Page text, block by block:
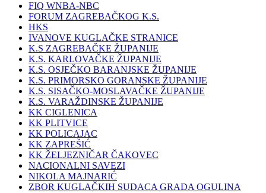
FIQ WNBA-NBC
FORUM ZAGREBAČKOG K.S.
HKS
IVANOVE KUGLAČKE STRANICE
K.S ZAGREBAČKE ŽUPANIJE
K.S. KARLOVAČKE ŽUPANIJE
K.S. OSJEČKO BARANJSKE ŽUPANIJE
K.S. PRIMORSKO GORANSKE ŽUPANIJE
K.S. SISAČKO-MOSLAVAČKE ŽUPANIJE
K.S. VARAŽDINSKE ŽUPANIJE
KK CIGLENICA
KK PLITVICE
KK POLICAJAC
KK ZAPREŠIĆ
KK ŽELJEZNIČAR ČAKOVEC
NACIONALNI SAVEZI
NIKOLA MAJNARIĆ
ZBOR KUGLAČKIH SUDACA GRADA OGULINA